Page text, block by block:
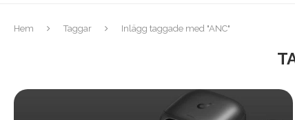
Hem Taggar Inlägg taggade med "ANC"